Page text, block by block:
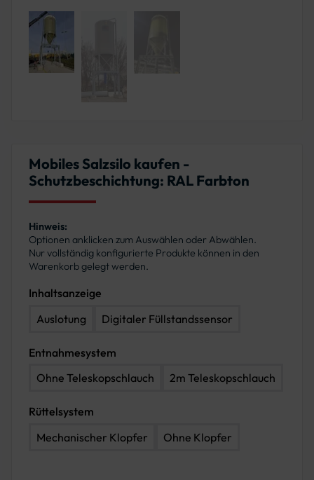
Mobiles Salzsilo kaufen -
Schutzbeschichtung: RAL Farbton
Hinweis:
Optionen anklicken zum Auswählen oder Abwählen.
Nur vollständig konfigurierte Produkte können in den
Warenkorb gelegt werden.
Inhaltsanzeige
Auslotung
Digitaler Füllstandssensor
Entnahmesystem
Ohne Teleskopschlauch
2m Teleskopschlauch
Rüttelsystem
Mechanischer Klopfer
Ohne Klopfer